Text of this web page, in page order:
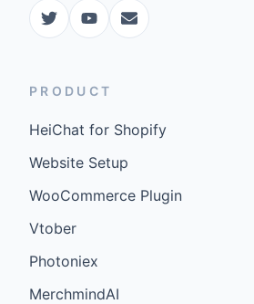
PRODUCT
HeiChat for Shopify
Website Setup
WooCommerce Plugin
Vtober
Photoniex
MerchmindAI